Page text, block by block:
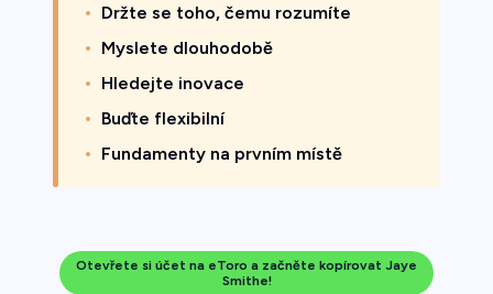
Držte se toho, čemu rozumíte
Myslete dlouhodobě
Hledejte inovace
Buďte flexibilní
Fundamenty na prvním místě
Otevřete si účet na eToro a začněte kopírovat Jaye
Smithe!